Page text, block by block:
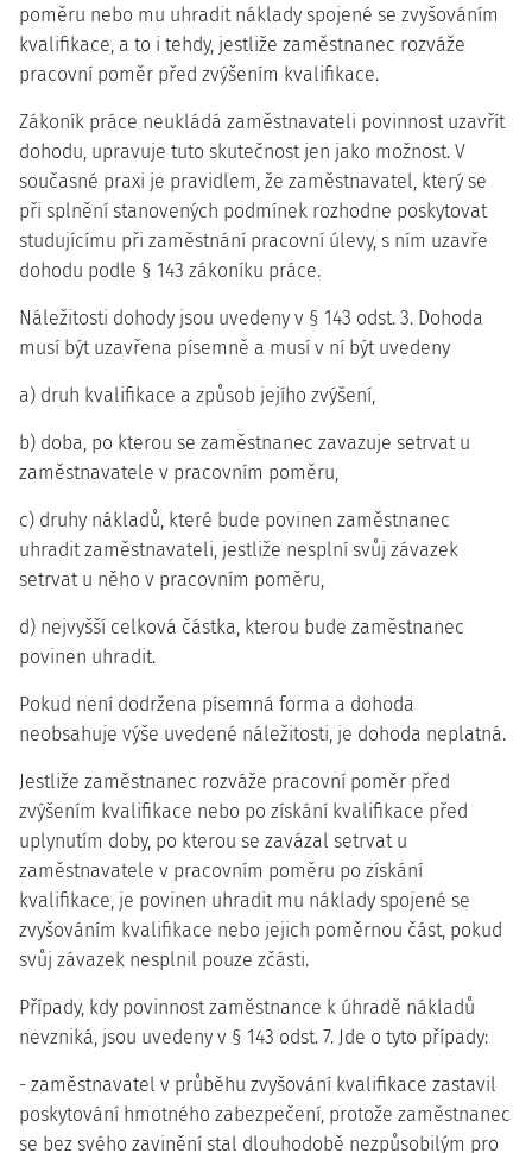
poměru nebo mu uhradit náklady spojené se zvyšováním
kvalifikace, a to i tehdy, jestliže zaměstnanec rozváže
pracovní poměr před zvýšením kvalifikace.
Zákoník práce neukládá zaměstnavateli povinnost uzavřít
dohodu, upravuje tuto skutečnost jen jako možnost. V
současné praxi je pravidlem, že zaměstnavatel, který se
při splnění stanovených podmínek rozhodne poskytovat
studujícímu při zaměstnání pracovní úlevy, s ním uzavře
dohodu podle § 143 zákoníku práce.
Náležitosti dohody jsou uvedeny v § 143 odst. 3. Dohoda
musí být uzavřena písemně a musí v ní být uvedeny
a) druh kvalifikace a způsob jejího zvýšení,
b) doba, po kterou se zaměstnanec zavazuje setrvat u
zaměstnavatele v pracovním poměru,
c) druhy nákladů, které bude povinen zaměstnanec
uhradit zaměstnavateli, jestliže nesplní svůj závazek
setrvat u něho v pracovním poměru,
d) nejvyšší celková částka, kterou bude zaměstnanec
povinen uhradit.
Pokud není dodržena písemná forma a dohoda
neobsahuje výše uvedené náležitosti, je dohoda neplatná.
Jestliže zaměstnanec rozváže pracovní poměr před
zvýšením kvalifikace nebo po získání kvalifikace před
uplynutím doby, po kterou se zavázal setrvat u
zaměstnavatele v pracovním poměru po získání
kvalifikace, je povinen uhradit mu náklady spojené se
zvyšováním kvalifikace nebo jejich poměrnou část, pokud
svůj závazek nesplnil pouze zčásti.
Případy, kdy povinnost zaměstnance k úhradě nákladů
nevzniká, jsou uvedeny v § 143 odst. 7. Jde o tyto případy:
- zaměstnavatel v průběhu zvyšování kvalifikace zastavil
poskytování hmotného zabezpečení, protože zaměstnanec
se bez svého zavinění stal dlouhodobě nezpůsobilým pro